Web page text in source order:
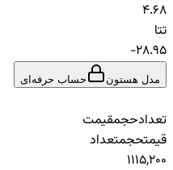
4.68
تتا
-28.95
مدل هستون حساب حرفه‌ای
تعدادحجمقیمت
قیمتحجمتعداد
1115,200